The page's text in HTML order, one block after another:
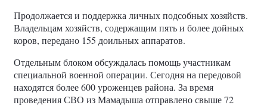
Продолжается и поддержка личных подсобных хозяйств.
Владельцам хозяйств, содержащим пять и более дойных
коров, передано 155 доильных аппаратов.
Отдельным блоком обсуждалась помощь участникам
специальной военной операции. Сегодня на передовой
находятся более 600 уроженцев района. За время
проведения СВО из Мамадыша отправлено свыше 72